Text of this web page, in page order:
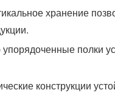
хранение
полки
конструкции